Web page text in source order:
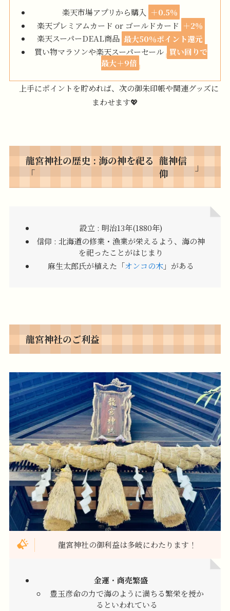
楽天市場アプリから購入
＋0.5％
楽天プレミアムカード or ゴールドカード ＋2％
楽天スーパーDEAL商品 最大50％ポイント還元
買い物マラソンや楽天スーパーセール 買い回りで
最大＋9倍
上手にポイントを貯めれば、次の御朱印帳や関連グッズに
まわせます💖
龍宮神社の歴史 : 海の神を祀る
「
龍神信
仰
」
設立 : 明治13年(1880年)
信仰 : 北海道の修業・漁業が栄えるよう、海の神
を祀ったことがはじまり
麻生太郎氏が植えた「オンコの木」がある
龍宮神社のご利益
龍宮神社の御利益は多岐にわたります！
金運・ 商売繁盛
豊玉彦命の力で海のように満ちる繁栄を授か
るといわれている